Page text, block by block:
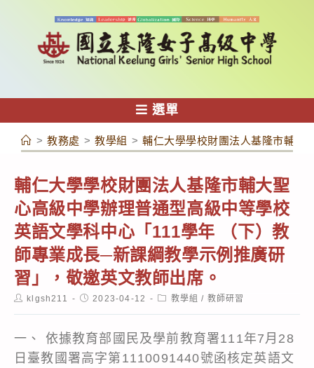
容
選單
> 教務處 > 教學組 > 輔仁大學學校財團法人基隆市輔大
輔仁大學學校財團法人基隆市輔大聖
心高級中學辦理普通型高級中等學校
英語文學科中心「111學年 （下）教
師專業成長─新課綱教學示例推廣研
習」，敬邀英文教師出席。
Postklgsh211
Post2023-04-12
Post教學組 / 教師研習
一、 依據教育部國民及學前教育署111年7月28
日臺教國署高字第1110091440號函核定英語文